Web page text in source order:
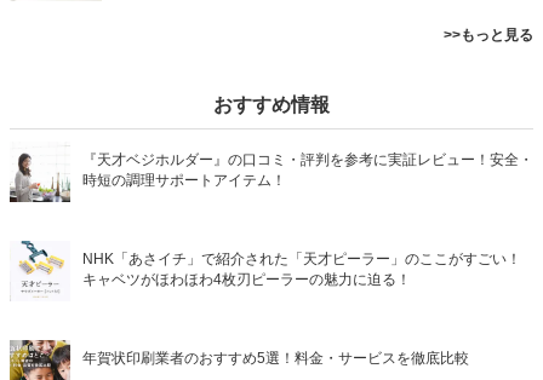
>>もっと見る
おすすめ情報
『天才ベジホルダー』の口コミ・評判を参考に実証レビュー！安全・
時短の調理サポートアイテム！
NHK「あさイチ」で紹介された「天才ピーラー」のここがすごい！
キャベツがほわほわ4枚刃ピーラーの魅力に迫る！
年賀状印刷業者のおすすめ5選！料金・サービスを徹底比較